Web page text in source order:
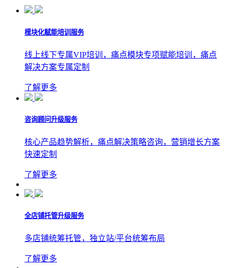
模块化赋能培训服务
线上线下专属VIP培训，痛点模块专项赋能培训，痛点
解决方案专属定制
了解更多
咨询顾问升级服务
核心产品趋势解析，痛点解决策略咨询，营销增长方案
快速定制
了解更多
全店铺托管升级服务
多店铺统筹托管，独立站/平台统筹布局
了解更多